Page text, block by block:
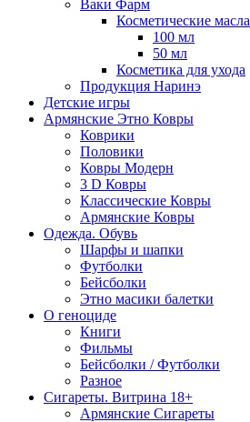
Ваки Фарм
Косметические масла
100 мл
50 мл
Косметика для ухода
Продукция Наринэ
Детские игры
Армянские Этно Ковры
Коврики
Половики
Ковры Модерн
3 D Ковры
Классические Ковры
Армянские Ковры
Одежда. Обувь
Шарфы и шапки
Футболки
Бейсболки
Этно масики балетки
О геноциде
Книги
Фильмы
Бейсболки / Футболки
Разное
Сигареты. Витрина 18+
Армянские Сигареты